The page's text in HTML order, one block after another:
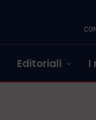
Editoriali I